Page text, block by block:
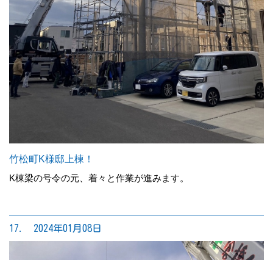
竹松町K様邸上棟！
K棟梁の号令の元、着々と作業が進みます。
17. 2024年01月08日